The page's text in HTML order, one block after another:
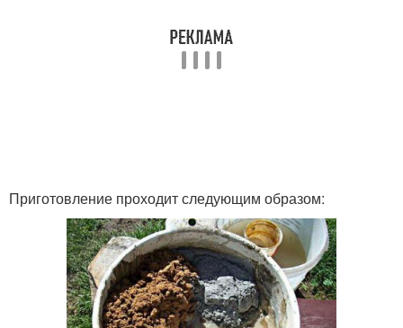
Приготовление проходит следующим образом: